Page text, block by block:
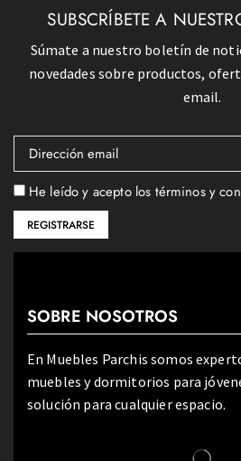
SUBSCRÍBETE A
Súmate a nuestro boletín de
novedades sobre productos,
email.
He leído y acepto los términos y
SOBRE NOSOTROS
En Muebles Parchis somos
muebles y dormitorios para
solución para cualquier espacio.